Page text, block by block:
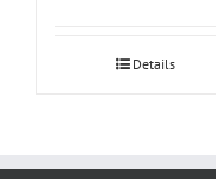
Details